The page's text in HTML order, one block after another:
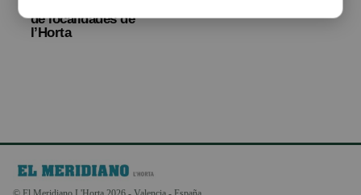
de localidades de
l’Horta